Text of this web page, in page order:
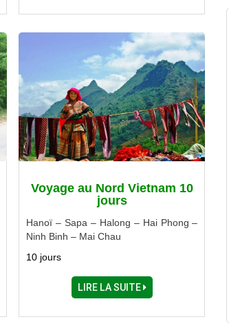
Voyage au Nord Vietnam 10
jours
Hanoï – Sapa – Halong – Hai Phong –
Ninh Binh – Mai Chau
10 jours
LIRE LA SUITE